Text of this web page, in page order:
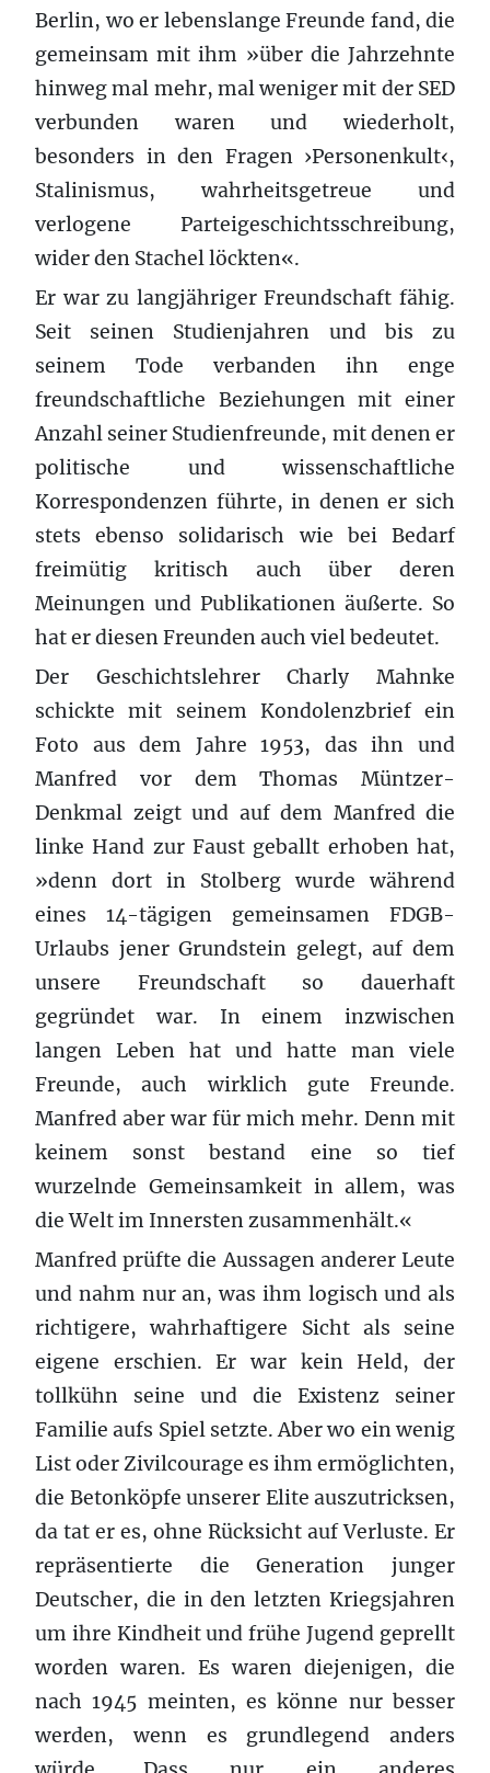
Berlin, wo er lebenslange Freunde fand, die
gemeinsam mit ihm »über die Jahrzehnte
hinweg mal mehr, mal weniger mit der SED
verbunden waren und wiederholt,
besonders in den Fragen ›Personenkult‹,
Stalinismus, wahrheitsgetreue und
verlogene Parteigeschichtsschreibung,
wider den Stachel löckten«.
Er war zu langjähriger Freundschaft fähig.
Seit seinen Studienjahren und bis zu
seinem Tode verbanden ihn enge
freundschaftliche Beziehungen mit einer
Anzahl seiner Studienfreunde, mit denen er
politische und wissenschaftliche
Korrespondenzen führte, in denen er sich
stets ebenso solidarisch wie bei Bedarf
freimütig kritisch auch über deren
Meinungen und Publikationen äußerte. So
hat er diesen Freunden auch viel bedeutet.
Der Geschichtslehrer Charly Mahnke
schickte mit seinem Kondolenzbrief ein
Foto aus dem Jahre 1953, das ihn und
Manfred vor dem Thomas Müntzer-
Denkmal zeigt und auf dem Manfred die
linke Hand zur Faust geballt erhoben hat,
»denn dort in Stolberg wurde während
eines 14-tägigen gemeinsamen FDGB-
Urlaubs jener Grundstein gelegt, auf dem
unsere Freundschaft so dauerhaft
gegründet war. In einem inzwischen
langen Leben hat und hatte man viele
Freunde, auch wirklich gute Freunde.
Manfred aber war für mich mehr. Denn mit
keinem sonst bestand eine so tief
wurzelnde Gemeinsamkeit in allem, was
die Welt im Innersten zusammenhält.«
Manfred prüfte die Aussagen anderer Leute
und nahm nur an, was ihm logisch und als
richtigere, wahrhaftigere Sicht als seine
eigene erschien. Er war kein Held, der
tollkühn seine und die Existenz seiner
Familie aufs Spiel setzte. Aber wo ein wenig
List oder Zivilcourage es ihm ermöglichten,
die Betonköpfe unserer Elite auszutricksen,
da tat er es, ohne Rücksicht auf Verluste. Er
repräsentierte die Generation junger
Deutscher, die in den letzten Kriegsjahren
um ihre Kindheit und frühe Jugend geprellt
worden waren. Es waren diejenigen, die
nach 1945 meinten, es könne nur besser
werden, wenn es grundlegend anders